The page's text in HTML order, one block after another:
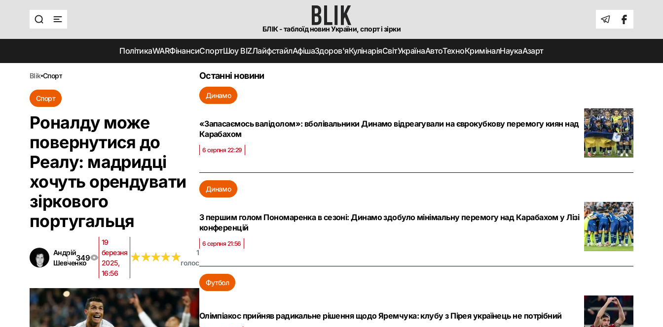
БЛІК - таблоїд новин України, спорт і зірки
ПолітикаWARФінансиСпортШоу BIZЛайфстайлАфішаЗдоров'яКулінаріяСвітУкраїнаАвтоТехноКриміналНаукаАзарт
blik спорт
Спорт
Роналду може
повернутися до
Реалу: мадридці
хочуть орендувати
зіркового
португальця
Андрій
Шевченко
349
19
березня
2025,
16:56
★★★★★
★★★★★
1
голос
Останні новини
Динамо
«Запасаємось валідолом»: вболівальники Динамо відреагували на єврокубкову перемогу киян над
Карабахом
6 серпня 22:29
Динамо
З першим голом Пономаренка в сезоні: Динамо здобуло мінімальну перемогу над Карабахом у Лізі
конференцій
6 серпня 21:56
Футбол
Олімпіакос прийняв радикальне рішення щодо Яремчука: клубу з Пірея українець не потрібний